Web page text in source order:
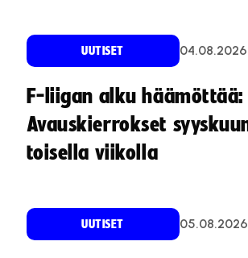
UUTISET 04.08.2026
F-liigan alku häämöttää:
Avauskierrokset
toisella viikolla
UUTISET 05.08.2026